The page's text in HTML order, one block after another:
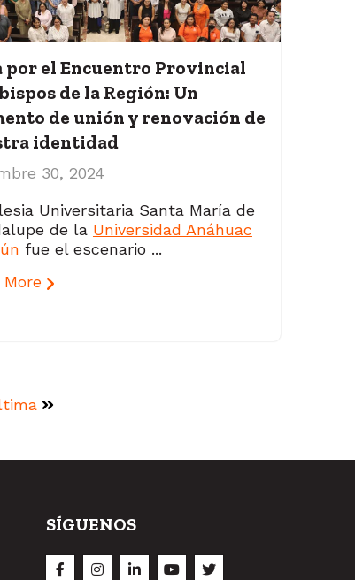
por el Encuentro Provincial
de la Región: Un
de unión y renovación de
identidad
30, 2024
Universitaria Santa María de
de la Universidad Anáhuac
fue el escenario ...
More
SÍGUENOS